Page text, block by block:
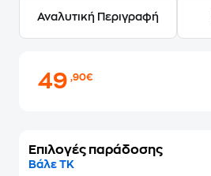
Αναλυτική Περιγραφή
49,90€
Επιλογές παράδοσης
Βάλε ΤΚ